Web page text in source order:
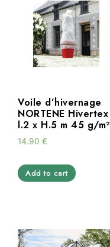
Voile d’hivernage
NORTENE Hivertex
l.2 x H.5 m 45 g/m²
14.90 €
Add to cart